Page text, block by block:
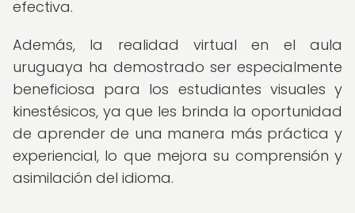
efectiva.
Además, la realidad virtual en el aula
uruguaya ha demostrado ser especialmente
beneficiosa para los estudiantes visuales y
kinestésicos, ya que les brinda la oportunidad
de aprender de una manera más práctica y
experiencial, lo que mejora su comprensión y
asimilación del idioma.